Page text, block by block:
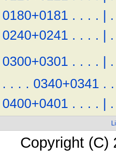
0180+0181 . . . . | .
0240+0241 . . . . | .
0300+0301 . . . . | .
. . . . 0340+0341 . .
0400+0401 . . . . | .
Copyright (C)